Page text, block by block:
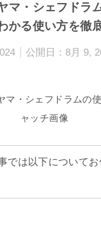
マ・シェフドラ
かる使い方を徹
公開日： 8月 9,
では以下について